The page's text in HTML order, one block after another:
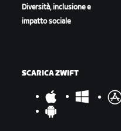
Diversità, inclusione e
impatto sociale
SCARICA ZWIFT